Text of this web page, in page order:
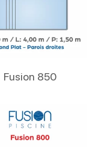
Fusion 850